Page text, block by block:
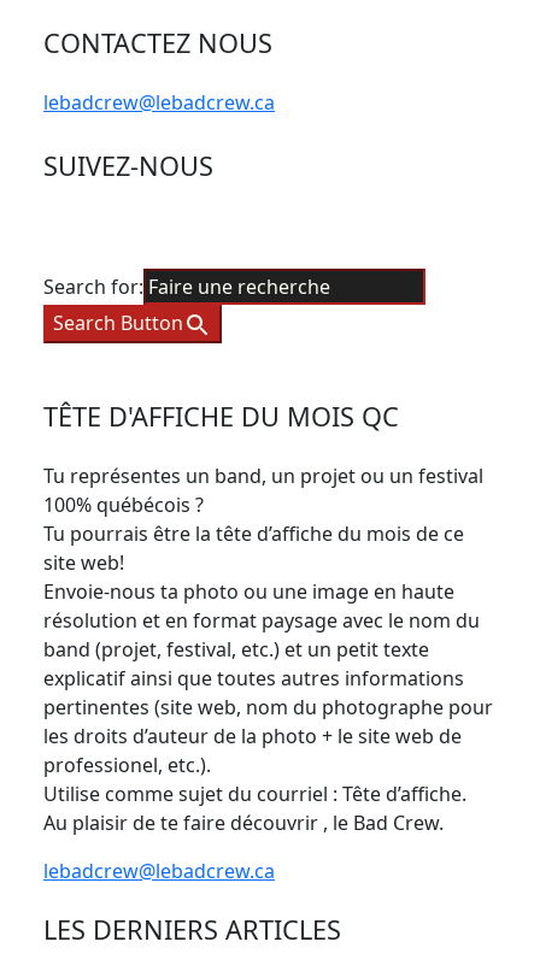
CONTACTEZ NOUS
lebadcrew@lebadcrew.ca
SUIVEZ-NOUS
Search for:
Search Button
TÊTE D'AFFICHE DU MOIS QC
Tu représentes un band, un projet ou un festival
100% québécois ?
Tu pourrais être la tête d’affiche du mois de ce
site web!
Envoie-nous ta photo ou une image en haute
résolution et en format paysage avec le nom du
band (projet, festival, etc.) et un petit texte
explicatif ainsi que toutes autres informations
pertinentes (site web, nom du photographe pour
les droits d’auteur de la photo + le site web de
professionel, etc.).
Utilise comme sujet du courriel : Tête d’affiche.
Au plaisir de te faire découvrir , le Bad Crew.
lebadcrew@lebadcrew.ca
LES DERNIERS ARTICLES